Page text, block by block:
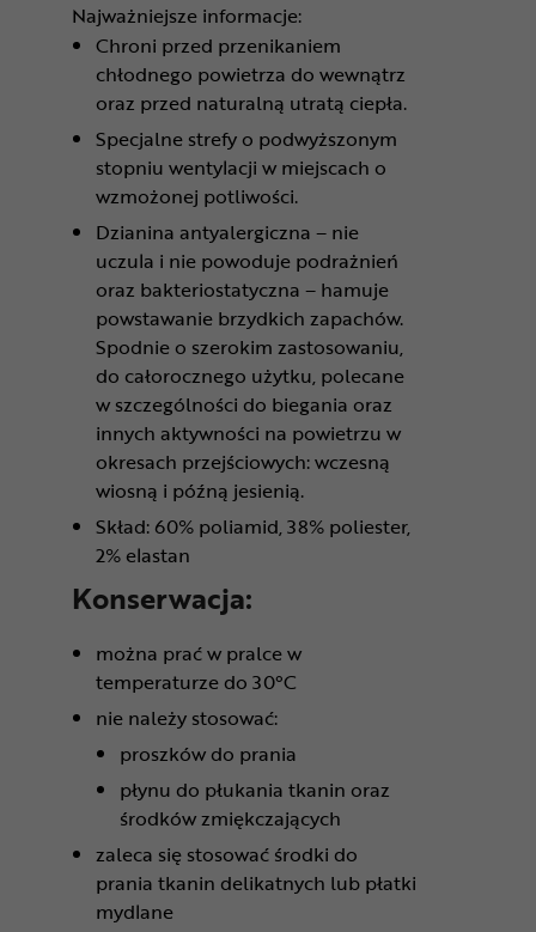
Najważniejsze informacje:
Chroni przed przenikaniem
chłodnego powietrza do wewnątrz
oraz przed naturalną utratą ciepła.
Specjalne strefy o podwyższonym
stopniu wentylacji w miejscach o
wzmożonej potliwości.
Dzianina antyalergiczna – nie
uczula i nie powoduje podrażnień
oraz bakteriostatyczna – hamuje
powstawanie brzydkich zapachów.
Spodnie o szerokim zastosowaniu,
do całorocznego użytku, polecane
w szczególności do biegania oraz
innych aktywności na powietrzu w
okresach przejściowych: wczesną
wiosną i późną jesienią.
Skład: 60% poliamid, 38% poliester,
2% elastan
Konserwacja:
można prać w pralce w
temperaturze do 30°C
nie należy stosować:
proszków do prania
płynu do płukania tkanin oraz
środków zmiękczających
zaleca się stosować środki do
prania tkanin delikatnych lub płatki
mydlane